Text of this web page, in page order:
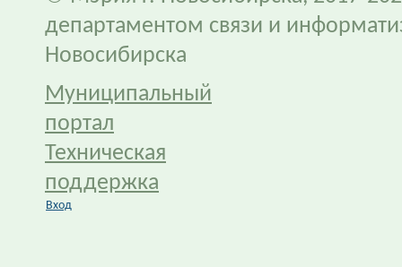
департаментом связи и
Новосибирска
Муниципальный
портал
Техническая
поддержка
Вход